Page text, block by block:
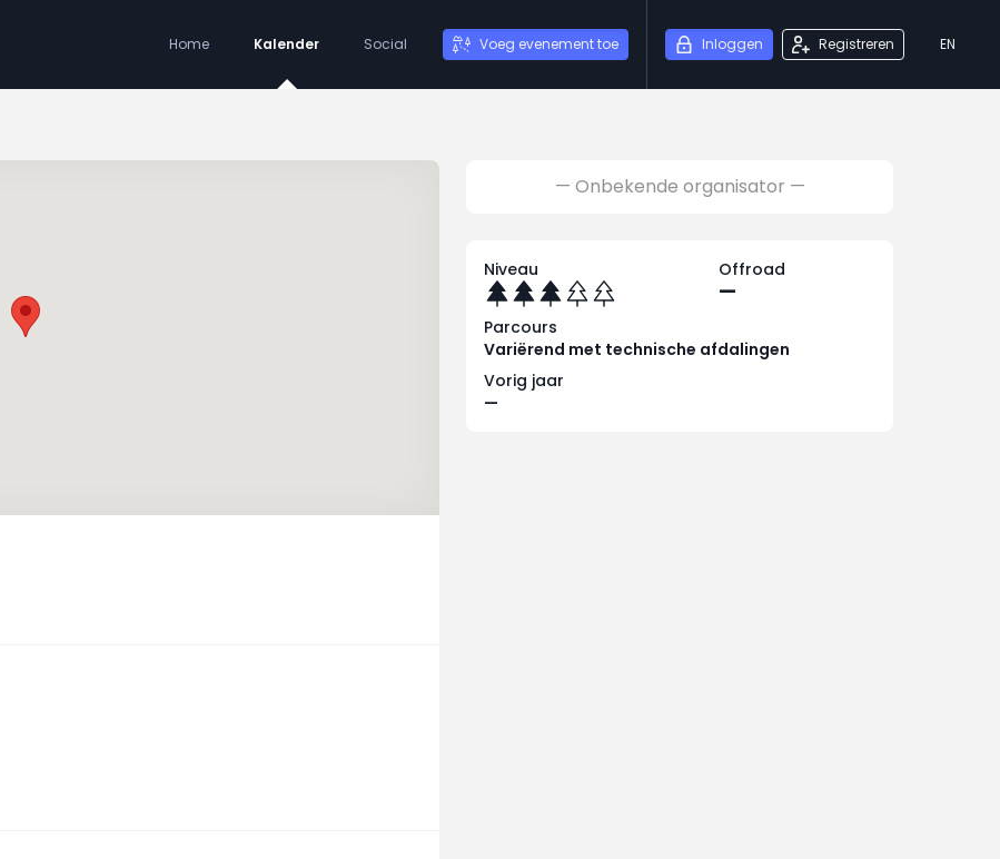
Home Kalender Social Voeg evenement toe Inloggen Registreren EN
— Onbekende organisator —
Niveau Offroad
—
Parcours
Variërend met technische afdalingen
Vorig jaar
—